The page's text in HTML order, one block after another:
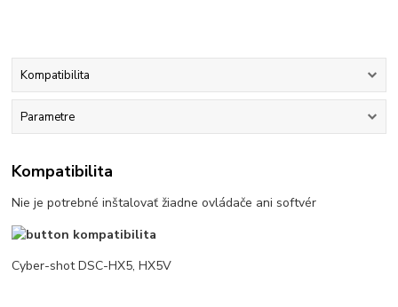
Kompatibilita
Parametre
Kompatibilita
Nie je potrebné inštalovať žiadne ovládače ani softvér
Cyber-shot DSC-HX5, HX5V